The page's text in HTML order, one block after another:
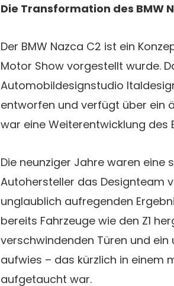
Die Transformation des BMW
Der BMW Nazca C2 ist ein
Motor Show vorgestellt wurde.
Automobildesignstudio
entworfen und verfügt über ein
war eine Weiterentwicklung des
Die neunziger Jahre waren eine
Autohersteller das Designteam
unglaublich aufregenden
bereits Fahrzeuge wie den Z1
verschwindenden Türen und
aufwies – das kürzlich in einem
aufgetaucht war.